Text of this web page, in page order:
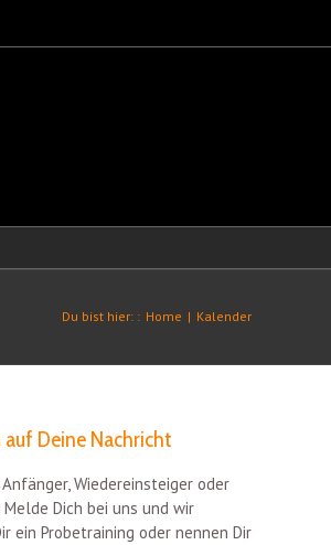
Du bist hier: : Home | Kalender
Deine Nachricht
Wiedereinsteiger oder
Dich bei uns und wir
ein Probetraining oder nennen Dir